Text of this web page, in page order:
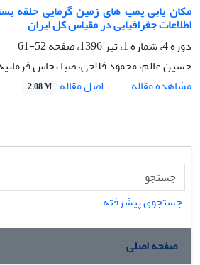
مکان یابی پمپ های زمین گرمایی حلقه
اطلاعات جغرافیایی در مقیاس کل ایران
دوره 4، شماره 1، تیر 1396، صفحه
52-61
حسین عالم، محمود فلاحی، صبا نحاس
مشاهده مقاله
اصل مقاله 2.08 M
جستجوی پیشرفته
صفحه اصلی